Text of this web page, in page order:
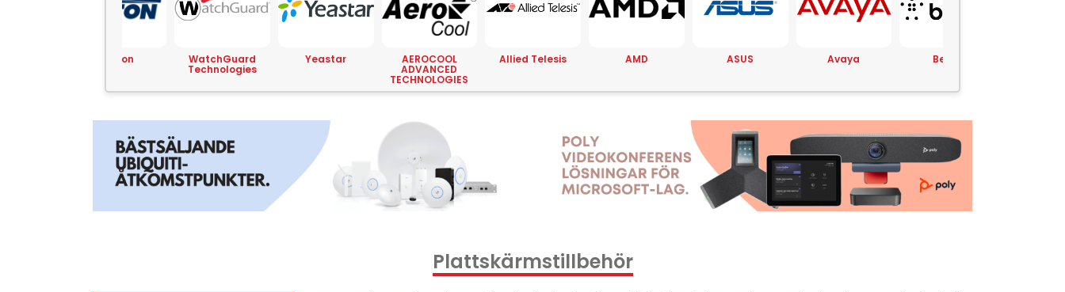
Triton WatchGuard
Technologies
Yeastar AEROCOOL
ADVANCED
TECHNOLOGIES
Allied Telesis AMD ASUS Avaya Belkin
Plattskärmstillbehör